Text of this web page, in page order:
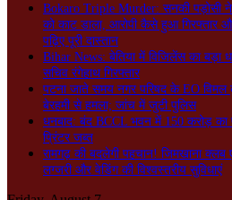
Bokaro Triple Murder: सनकी पड़ोसी ने
को काट डाला, आरोपी कैसे हुआ गिरफ्तार
पढ़िए पूरी दास्तान
Bihar News: बेतिया में विजिलेंस का बड़ा
सचिव रंगेहाथ गिरफ्तार
पटना जाते समय नगर परिषद के EO
बेरहमी से हमला; जांच में जुटी पुलिस
धनबाद: बंद BCCL भवन में 150 करोड़ का
प्रिंटर जब्त
रामगढ़ की बदलेगी पहचान! जिमखाना क्लब
लग्जरी और वेडिंग की विश्वस्तरीय सुविधाएं